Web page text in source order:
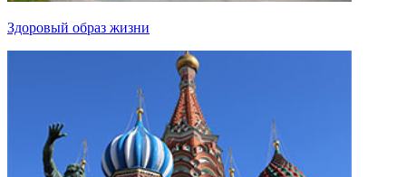
Здоровый образ жизни